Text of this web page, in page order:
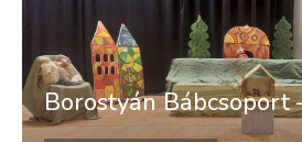
Borostyán Bábcsoport